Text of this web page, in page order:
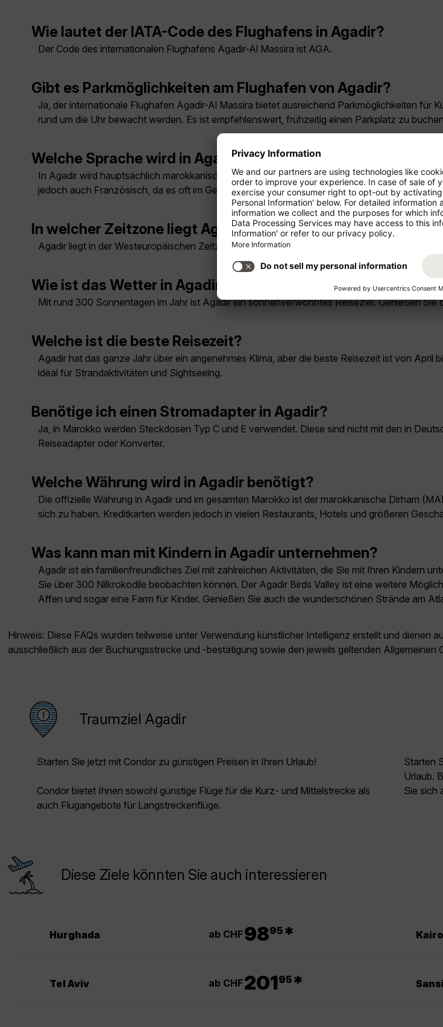
Wie lautet der IATA-Code des Flughafens in Agadir?
Der Code des internationalen Flughafens Agadir-Al Massira ist AGA.
Gibt es Parkmöglichkeiten am Flughafen von Agadir?
Ja, der internationale Flughafen Agadir-Al Massira bietet ausreichend Parkmöglichkeiten
rund um die Uhr bewacht werden. Es ist empfehlenswert, frühzeitig einen Parkplatz zu
Welche Sprache wird in Agadir gesprochen?
In Agadir wird hauptsächlich marokkanisches Arabisch gesprochen. Berber-Sprachen sind
jedoch auch Französisch, da es oft im Geschäftsleben, in der Regierung und in den Medien
In welcher Zeitzone liegt Agadir?
Agadir liegt in der Westeuropäischen Zeitzone (WET), die der koordinierten Weltzeit (UTC)
Wie ist das Wetter in Agadir?
Mit rund 300 Sonnentagen im Jahr ist Agadir ein sonnenverwöhntes Reiseziel. Genießen
Welche ist die beste Reisezeit?
Agadir hat das ganze Jahr über ein angenehmes Klima, aber die beste Reisezeit ist von
ideal für Strandaktivitäten und Sightseeing.
Benötige ich einen Stromadapter in Agadir?
Ja, in Marokko werden Steckdosen Typ C und E verwendet. Diese sind nicht mit den in
Reiseadapter oder Konverter.
Welche Währung wird in Agadir benötigt?
Die offizielle Währung in Agadir und im gesamten Marokko ist der marokkanische Dirham
sich zu haben. Kreditkarten werden jedoch in vielen Restaurants, Hotels und größeren
Was kann man mit Kindern in Agadir unternehmen?
Agadir ist ein familienfreundliches Ziel mit zahlreichen Aktivitäten, die Sie mit Ihren Kindern
Sie über 300 Nilkrokodile beobachten können. Der Agadir Birds Valley ist eine weitere
Affen und sogar eine Farm für Kinder. Genießen Sie auch die wunderschönen Strände am
Hinweis: Diese FAQs wurden teilweise unter Verwendung künstlicher Intelligenz erstellt und
ausschließlich aus der Buchungsstrecke und -bestätigung sowie den jeweils geltenden Allgemeinen
Traumziel Agadir
Starten Sie jetzt mit Condor zu günstigen Preisen in Ihren Urlaub!
Condor bietet Ihnen sowohl günstige Flüge für die Kurz- und Mittelstrecke als
auch Flugangebote für Langstreckenflüge.
Starten
Urlaub.
Sie sich
Diese Ziele könnten Sie auch interessieren
Hurghada ab CHF9895 * Kairo
Tel Aviv ab CHF20195 *